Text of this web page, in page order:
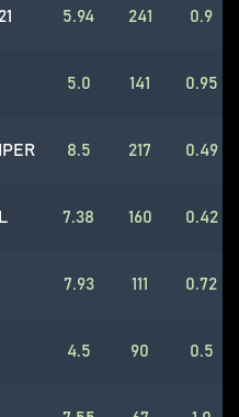
5.94 241 0.9
5.0 141 0.95
8.5 217 0.49
7.38 160 0.42
7.93 111 0.72
4.5 90 0.5